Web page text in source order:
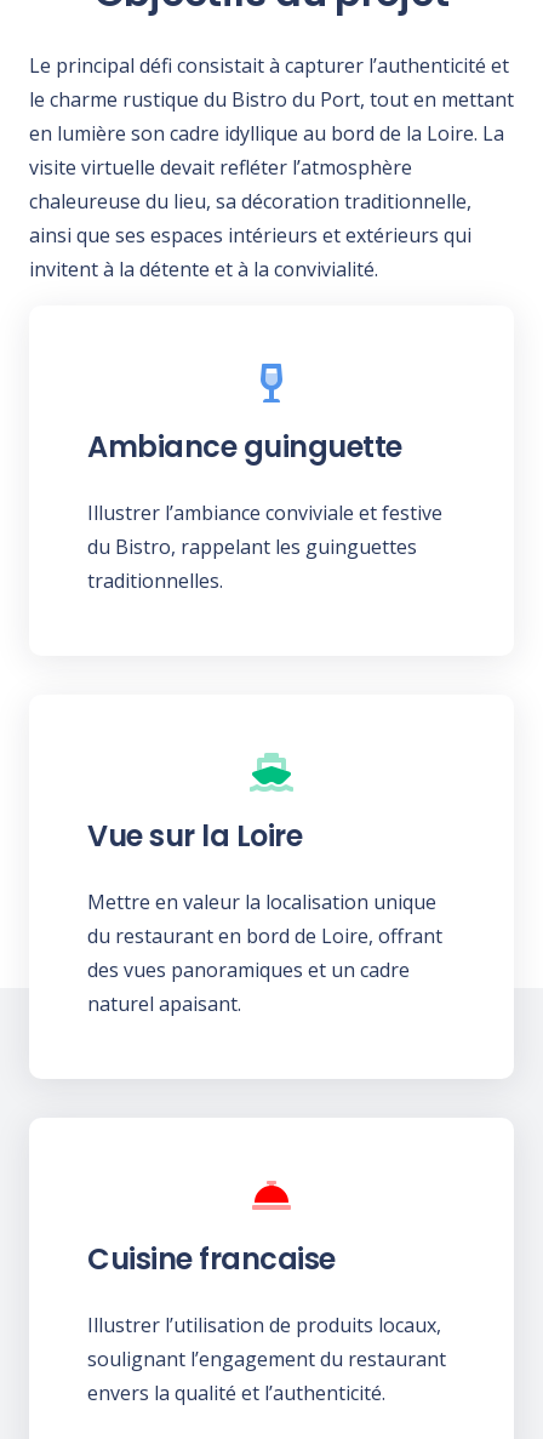
Le principal défi consistait à capturer l’authenticité et
le charme rustique du Bistro du Port, tout en mettant
en lumière son cadre idyllique au bord de la Loire. La
visite virtuelle devait refléter l’atmosphère
chaleureuse du lieu, sa décoration traditionnelle,
ainsi que ses espaces intérieurs et extérieurs qui
invitent à la détente et à la convivialité.
Ambiance guinguette
Illustrer l’ambiance conviviale et festive
du Bistro, rappelant les guinguettes
traditionnelles.
Vue sur la Loire
Mettre en valeur la localisation unique
du restaurant en bord de Loire, offrant
des vues panoramiques et un cadre
naturel apaisant.
Cuisine francaise
Illustrer l’utilisation de produits locaux,
soulignant l’engagement du restaurant
envers la qualité et l’authenticité.